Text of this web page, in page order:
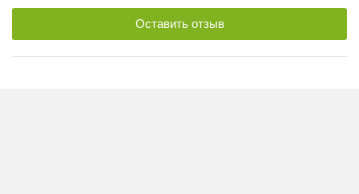
Оставить отзыв